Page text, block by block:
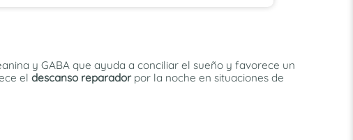
y GABA que ayuda a conciliar el sueño y favorece un
el descanso reparadorpor la noche en situaciones de